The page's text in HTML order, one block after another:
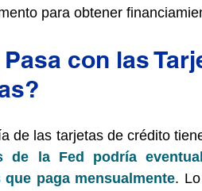
para obtener
Pasa con las
de las tarjetas de crédito
de la Fed podría
que paga mensualmente.